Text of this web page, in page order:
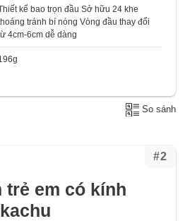
kế bao trọn đầu Sở hữu 24 khe
tránh bí nóng Vòng đầu thay đổi
4cm-6cm dễ dàng
So sánh
#2
trẻ em có kính